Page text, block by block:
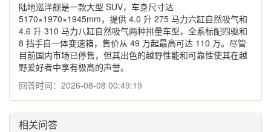
陆地巡洋舰是一款大型 SUV，车身尺寸达
5170×1970×1945mm，提供 4.0 升 275 马力六缸自然吸气和
4.6 升 310 马力八缸自然吸气两种排量车型，全系标配四驱和
8 挡手自一体变速箱，售价从 49 万起最高可达 110 万。尽管
目前国内市场已停售，但其出色的越野性能和可靠性使其在越
野爱好者中享有极高的声誉。
回答时间：2026-08-08 00:49:19
相关问答